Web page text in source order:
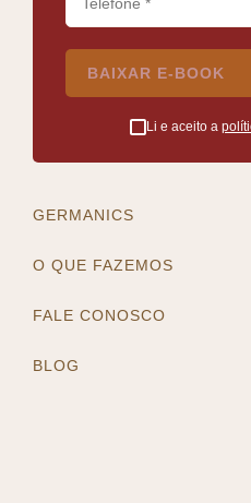
BAIXAR E-BOOK
Li e aceito a
GERMANICS
O QUE FAZEMOS
FALE CONOSCO
BLOG